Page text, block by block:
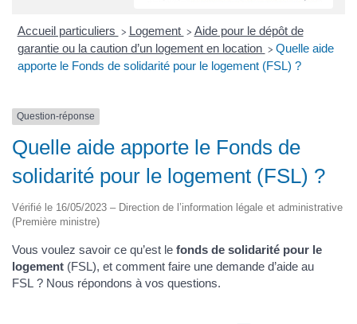
Accueil particuliers > Logement > Aide pour le dépôt de
garantie ou la caution d’un logement en location > Quelle aide
apporte le Fonds de solidarité pour le logement (FSL) ?
Question-réponse
Quelle aide apporte le Fonds de
solidarité pour le logement (FSL) ?
Vérifié le 16/05/2023 – Direction de l’information légale et administrative
(Première ministre)
Vous voulez savoir ce qu’est le fonds de solidarité pour le
logement (FSL), et comment faire une demande d’aide au
FSL ? Nous répondons à vos questions.